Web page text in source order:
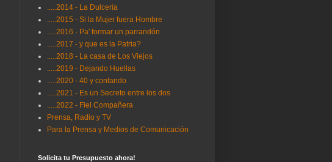
.....2014 - La Dulcería
.....2015 - Si la Mujer fuera Hombre
.....2016 - Pa' formar un parrandón
.....2017 - y que es la Patria?
.....2018 - La casa de Los Viejos
.....2019 - Dejando Huellas
.....2020 - 40 y contando
.....2021 - Es un Secreto entre los dos
.....2022 - Fiel Compañera
Prensa, Radio y TV
Para la Prensa y Medios de Comunicación
Solicita tu Presupuesto ahora!